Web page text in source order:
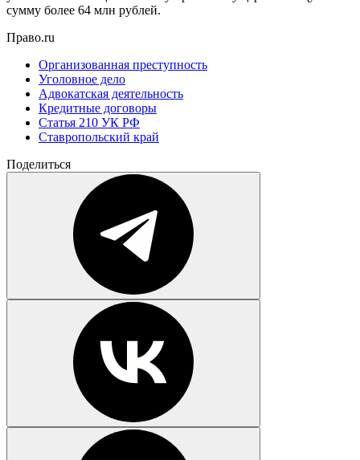
сумму более 64 млн рублей.
Право.ru
Организованная преступность
Уголовное дело
Адвокатская деятельность
Кредитные договоры
Статья 210 УК РФ
Ставропольский край
Поделиться